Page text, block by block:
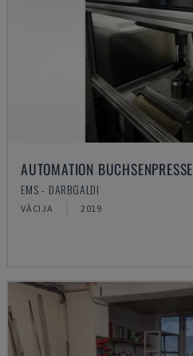
AUTOMATION BUCHSENPRESSE
EMS - DARBGALDI
VĀCIJA 2019